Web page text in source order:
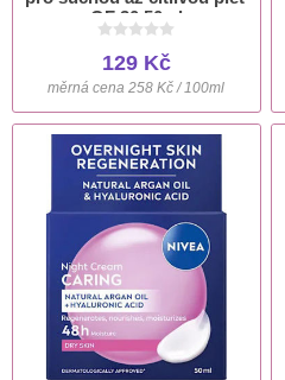
OF 30 50ml
129 Kč
měrná cena 258 Kč / 100ml